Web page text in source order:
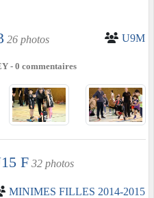
26 photos U9M
- 0 commentaires
F 32 photos
MINIMES FILLES 2014-2015